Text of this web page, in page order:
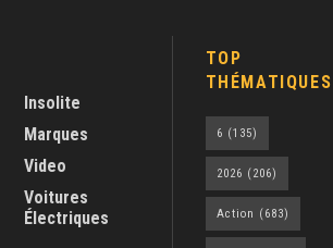
Insolite
Marques
Video
Voitures
Électriques
TOP
THÉMATIQUES
6 (135)
2026 (206)
Action (683)